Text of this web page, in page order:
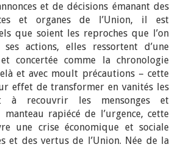
et de décisions émanant des
et organes de l’Union, il est
que soient les reproches que l’on
actions, elles ressortent d’une
concertée comme la chronologie
et avec moult précautions – cette
effet de transformer en vanités les
à recouvrir les mensonges et
rapiécé de l’urgence, cette
une crise économique et sociale
et des vertus de l’Union. Née de la